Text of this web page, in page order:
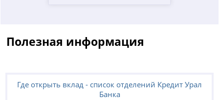
Полезная информация
Где открыть вклад - список отделений Кредит Урал
Банка